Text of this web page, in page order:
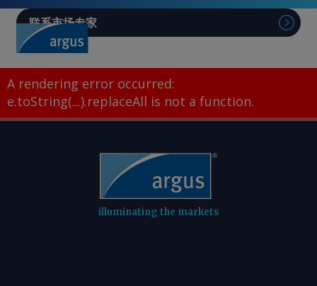
联系市场专家
A rendering error occurred:
e.toString(...).replaceAll is not a function.
illuminating the markets